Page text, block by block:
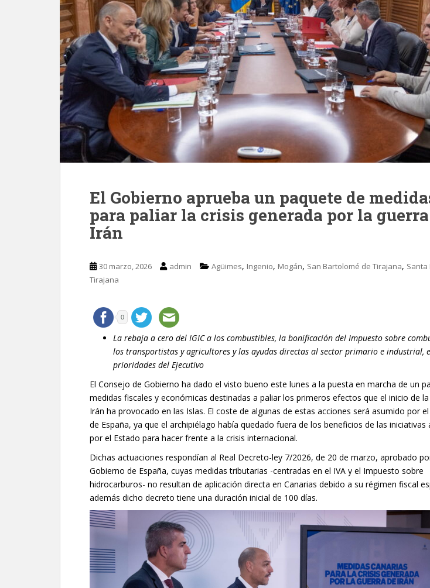
El Gobierno aprueba un paquete de
para paliar la crisis generada por la
Irán
30 marzo, 2026 admin Agüimes, Ingenio, Mogán, San Bartolomé de Tirajana, Santa
Tirajana
0
La rebaja a cero del IGIC a los combustibles, la bonificación del Impuesto sobre
los transportistas y agricultores y las ayudas directas al sector primario e industrial,
prioridades del Ejecutivo
El Consejo de Gobierno ha dado el visto bueno este lunes a la puesta en marcha de un
medidas fiscales y económicas destinadas a paliar los primeros efectos que el inicio de
Irán ha provocado en las Islas. El coste de algunas de estas acciones será asumido por
de España, ya que el archipiélago había quedado fuera de los beneficios de las iniciativas
por el Estado para hacer frente a la crisis internacional.
Dichas actuaciones respondían al Real Decreto-ley 7/2026, de 20 de marzo, aprobado
Gobierno de España, cuyas medidas tributarias -centradas en el IVA y el Impuesto sobre
hidrocarburos- no resultan de aplicación directa en Canarias debido a su régimen fiscal
además dicho decreto tiene una duración inicial de 100 días.